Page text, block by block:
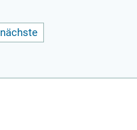
nächste